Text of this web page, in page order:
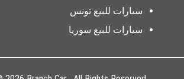
سيارات للبيع تونس
سيارات للبيع سوريا